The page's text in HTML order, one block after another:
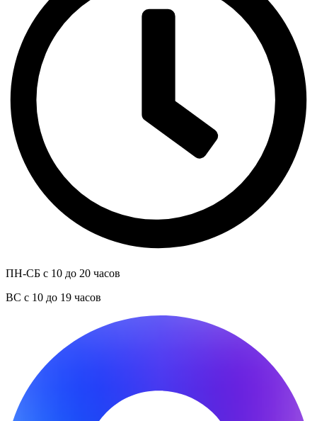
ПН-СБ с 10 до 20 часов
ВС с 10 до 19 часов